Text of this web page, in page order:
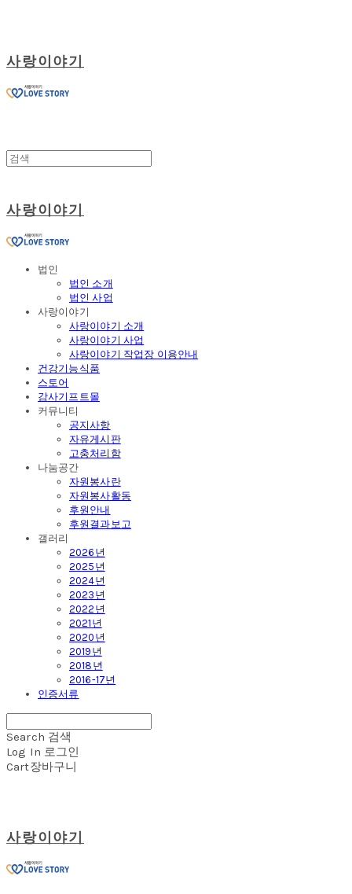
사랑이야기
사랑이야기
법인
법인 소개
법인 사업
사랑이야기
사랑이야기 소개
사랑이야기 사업
사랑이야기 작업장 이용안내
건강기능식품
스토어
감사기프트몰
커뮤니티
공지사항
자유게시판
고충처리함
나눔공간
자원봉사란
자원봉사활동
후원안내
후원결과보고
갤러리
2026년
2025년
2024년
2023년
2022년
2021년
2020년
2019년
2018년
2016-17년
인증서류
Search 검색
Log In 로그인
Cart장바구니
사랑이야기